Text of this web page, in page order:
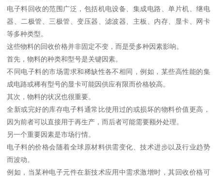
电子料回收的范围广泛，包括机电设备、集成电路、单片机、继电
器、二极管、三极管、变压器、滤波器、主板、内存、显卡、网卡
等多种类型。
这些物料的回收价格并非固定不变，而是受多种因素影响。
首先，物料的种类和型号是关键因素。
不同电子料的市场需求和稀缺性各不相同，例如，某些高性能的集
成电路或稀有型号的显卡可能因供应有限而价格较高。
其次，物料的状况也很重要。
全新或完好的库存电子料通常比使用过的或损坏的物料价值更高，
因为前者可以直接用于再生产，而后者可能需要额外处理。
另一个重要因素是市场行情。
电子料的价格会随着全球原材料供需变化、技术进步以及行业趋势
而波动。
例如，当某种电子元件在新技术应用中需求激增时，其回收价格可